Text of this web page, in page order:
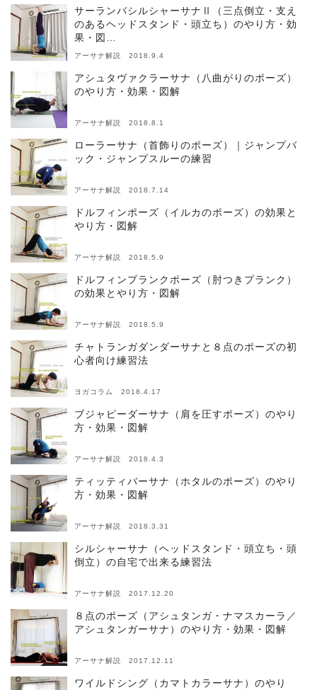
サーランバシルシャーサナⅡ（三点倒立・支え
のあるヘッドスタンド・頭立ち）のやり方・効
果・図…
アーサナ解説 2018.9.4
アシュタヴァクラーサナ（八曲がりのポーズ）
のやり方・効果・図解
アーサナ解説 2018.8.1
ローラーサナ（首飾りのポーズ）｜ジャンプバ
ック・ジャンプスルーの練習
アーサナ解説 2018.7.14
ドルフィンポーズ（イルカのポーズ）の効果と
やり方・図解
アーサナ解説 2018.5.9
ドルフィンプランクポーズ（肘つきプランク）
の効果とやり方・図解
アーサナ解説 2018.5.9
チャトランガダンダーサナと８点のポーズの初
心者向け練習法
ヨガコラム 2018.4.17
ブジャピーダーサナ（肩を圧すポーズ）のやり
方・効果・図解
アーサナ解説 2018.4.3
ティッティバーサナ（ホタルのポーズ）のやり
方・効果・図解
アーサナ解説 2018.3.31
シルシャーサナ（ヘッドスタンド・頭立ち・頭
倒立）の自宅で出来る練習法
アーサナ解説 2017.12.20
８点のポーズ（アシュタンガ・ナマスカーラ／
アシュタンガーサナ）のやり方・効果・図解
アーサナ解説 2017.12.11
ワイルドシング（カマトカラーサナ）のやり